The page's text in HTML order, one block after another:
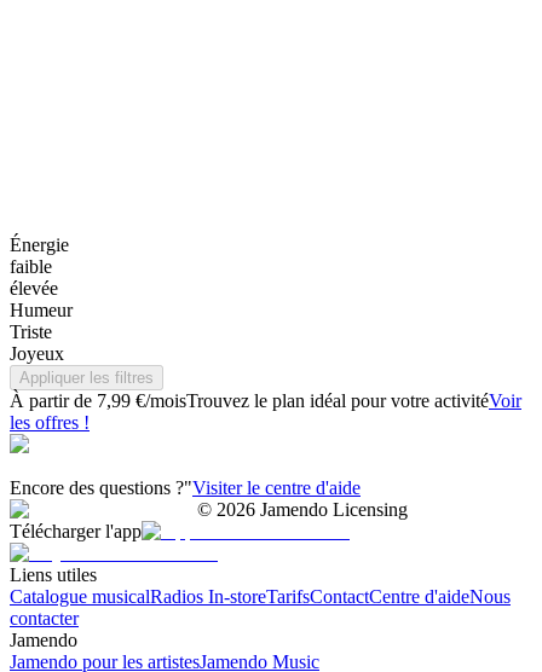
Énergie
faible
élevée
Humeur
Triste
Joyeux
Appliquer les filtres
À partir de 7,99 €/moisTrouvez le plan idéal pour votre activitéVoir
les offres !
Encore des questions ?"Visiter le centre d'aide
© 2026 Jamendo Licensing
Télécharger l'app
Liens utiles
Catalogue musicalRadios In-storeTarifsContactCentre d'aideNous
contacter
Jamendo
Jamendo pour les artistesJamendo Music